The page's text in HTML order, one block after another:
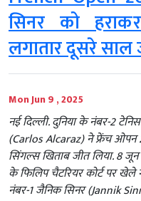
सिनर को
लगातार दूसरे
Mon Jun 9 , 2025
नई दिल्ली. दुनिया के नंबर-2
(Carlos Alcaraz) ने फ्रेंच
सिंगल्स खिताब जीत लिया. 8
के फिलिप चैटरियर कोर्ट पर
नंबर-1 जैनिक सिनर (Jannik